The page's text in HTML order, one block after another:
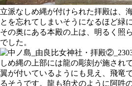
立派なしめ縄が付けられた拝殿は、
とを忘れてしまいそうになるほど緑
その奥にある本殿の上は、明るく照
でした。
しめ縄の上部には龍の彫刻が施され
翼が付いているようにも見え、飛竜
るそうです。龍も狛犬のように阿吽